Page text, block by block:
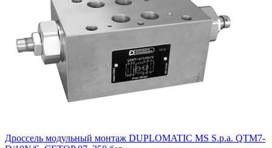
Дроссель модульный монтаж DUPLOMATIC MS S.p.a. QTM7-